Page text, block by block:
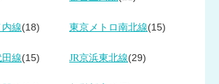
線(18) 東京メトロ南北線(15)
線(15) JR京浜東北線(29)